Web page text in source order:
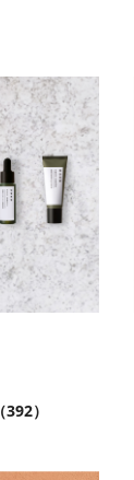
（392）